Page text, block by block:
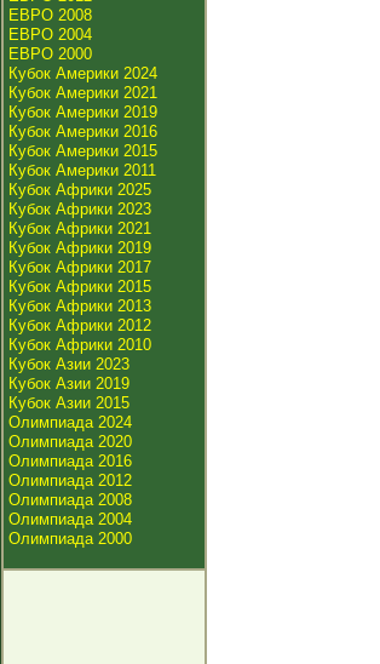
ЕВРО 2008
ЕВРО 2004
ЕВРО 2000
Кубок Америки 2024
Кубок Америки 2021
Кубок Америки 2019
Кубок Америки 2016
Кубок Америки 2015
Кубок Америки 2011
Кубок Африки 2025
Кубок Африки 2023
Кубок Африки 2021
Кубок Африки 2019
Кубок Африки 2017
Кубок Африки 2015
Кубок Африки 2013
Кубок Африки 2012
Кубок Африки 2010
Кубок Азии 2023
Кубок Азии 2019
Кубок Азии 2015
Олимпиада 2024
Олимпиада 2020
Олимпиада 2016
Олимпиада 2012
Олимпиада 2008
Олимпиада 2004
Олимпиада 2000